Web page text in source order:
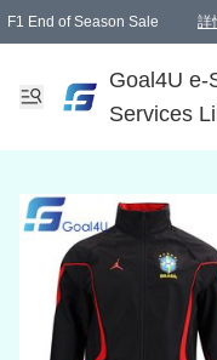
F1 End of Season Sale 詳
Goal4U e-
Services